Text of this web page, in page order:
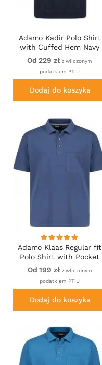
Adamo Kadir Polo Shirt
with Cuffed Hem Navy
Od 229 zł z wliczonym
podatkiem PTiU
Dodaj do koszyka
Adamo Klaas Regular fit
Polo Shirt with Pocket
Denim Blue
Od 199 zł z wliczonym
podatkiem PTiU
Dodaj do koszyka